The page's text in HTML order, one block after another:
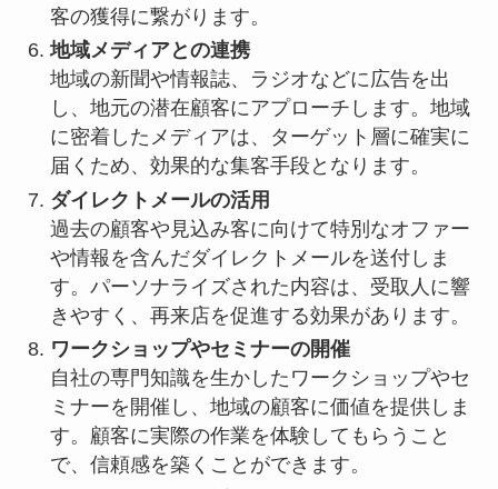
客の獲得に繋がります。
地域メディアとの連携
地域の新聞や情報誌、ラジオなどに広告を出
し、地元の潜在顧客にアプローチします。地域
に密着したメディアは、ターゲット層に確実に
届くため、効果的な集客手段となります。
ダイレクトメールの活用
過去の顧客や見込み客に向けて特別なオファー
や情報を含んだダイレクトメールを送付しま
す。パーソナライズされた内容は、受取人に響
きやすく、再来店を促進する効果があります。
ワークショップやセミナーの開催
自社の専門知識を生かしたワークショップやセ
ミナーを開催し、地域の顧客に価値を提供しま
す。顧客に実際の作業を体験してもらうこと
で、信頼感を築くことができます。